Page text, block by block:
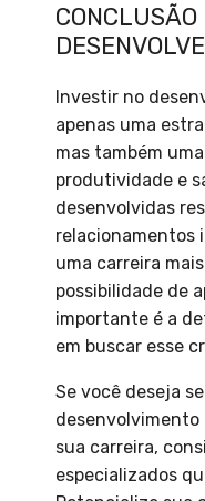
Investir no
apenas uma
mas também
produtividade e
desenvolvidas
relacionamentos
uma carreira
possibilidade de
importante é a
em buscar esse
Se você deseja
sua carreira,
especializados